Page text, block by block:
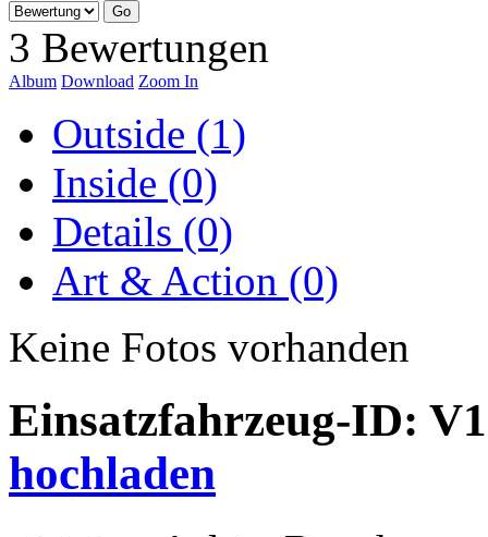
3 Bewertungen
Album Download Zoom In
Outside (1)
Inside (0)
Details (0)
Art & Action (0)
Keine Fotos vorhanden
Einsatzfahrzeug-ID:
hochladen